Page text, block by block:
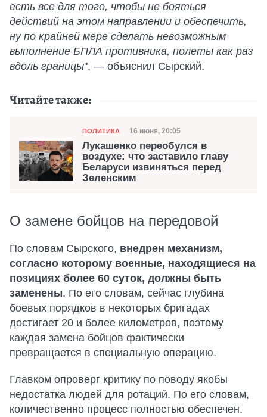
есть все для того, чтобы не бояться
действий на этом направлении и обеспечить,
ну по крайней мере сделать невозможным
выполнение БПЛА противника, полеты как раз
вдоль границы", — объяснил Сырский.
Читайте также:
Категория
ПОЛИТИКА Дата публикации
16 июня, 20:05
Лукашенко переобулся в
воздухе: что заставило главу
Беларуси извиняться перед
Зеленским
О замене бойцов на передовой
По словам Сырского, внедрен механизм,
согласно которому военные, находящиеся на
позициях более 60 суток, должны быть
заменены. По его словам, сейчас глубина
боевых порядков в некоторых бригадах
достигает 20 и более километров, поэтому
каждая замена бойцов фактически
превращается в специальную операцию.
Главком опроверг критику по поводу якобы
недостатка людей для ротаций. По его словам,
количественно процесс полностью обеспечен.